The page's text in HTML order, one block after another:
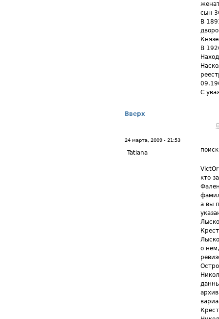
сын
В
В
С
Вверх
24 марта, 2009 - 21:53
Tatiana
кто
а вы
о